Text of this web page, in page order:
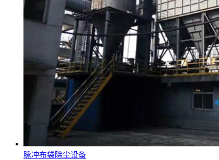
脉冲布袋除尘设备